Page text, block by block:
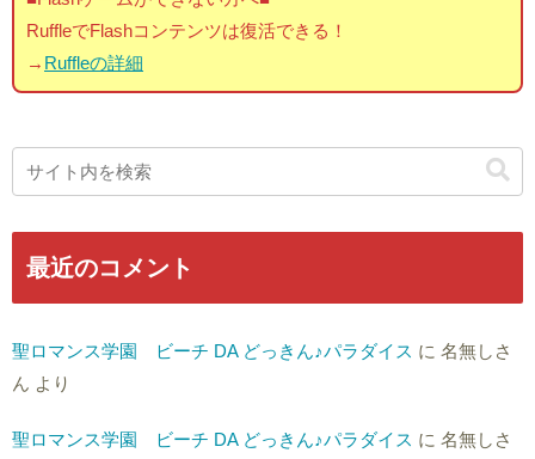
RuffleでFlashコンテンツは復活できる！
→ Ruffleの詳細
最近のコメント
聖ロマンス学園 ビーチ DA どっきん♪パラダイス に 名無しさ
ん より
聖ロマンス学園 ビーチ DA どっきん♪パラダイス に 名無しさ